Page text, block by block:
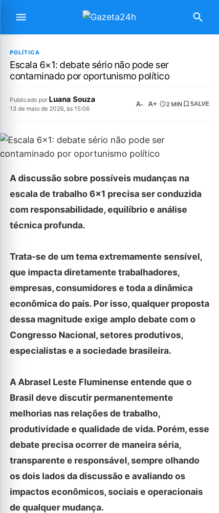
POLÍTICA
Escala 6×1: debate sério não pode ser
contaminado por oportunismo político
Publicado por Luana Souza
13 de maio de 2026, às 15:06
A- A+ 2 MIN SALVE
A discussão sobre possíveis mudanças na
escala de trabalho 6×1 precisa ser conduzida
com responsabilidade, equilíbrio e análise
técnica profunda.
Trata-se de um tema extremamente sensível,
que impacta diretamente trabalhadores,
empresas, consumidores e toda a dinâmica
econômica do país. Por isso, qualquer proposta
dessa magnitude exige amplo debate com o
Congresso Nacional, setores produtivos,
especialistas e a sociedade brasileira.
A Abrasel Leste Fluminense entende que o
Brasil deve discutir permanentemente
melhorias nas relações de trabalho,
produtividade e qualidade de vida. Porém, esse
debate precisa ocorrer de maneira séria,
transparente e responsável, sempre olhando
os dois lados da discussão e avaliando os
impactos econômicos, sociais e operacionais
de qualquer mudança.